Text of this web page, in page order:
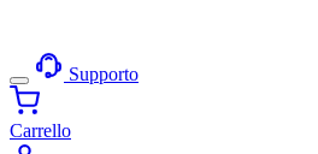
Supporto
Carrello